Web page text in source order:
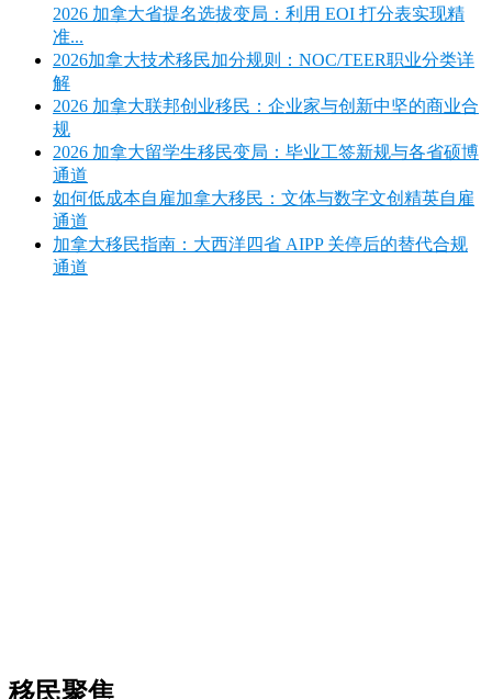
2026 加拿大省提名选拔变局：利用 EOI 打分表实现精
准...
2026加拿大技术移民加分规则：NOC/TEER职业分类详
解
2026 加拿大联邦创业移民：企业家与创新中坚的商业合
规
2026 加拿大留学生移民变局：毕业工签新规与各省硕博
通道
如何低成本自雇加拿大移民：文体与数字文创精英自雇
通道
加拿大移民指南：大西洋四省 AIPP 关停后的替代合规
通道
移民聚焦